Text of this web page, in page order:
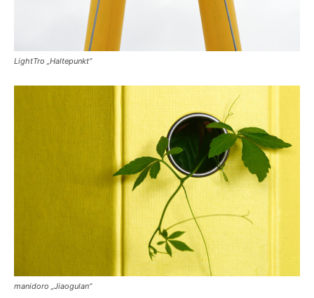
LightTro „Haltepunkt“
manidoro „Jiaogulan“